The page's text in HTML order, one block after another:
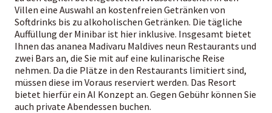
Villen eine Auswahl an kostenfreien Getränken von
Softdrinks bis zu alkoholischen Getränken. Die tägliche
Auffüllung der Minibar ist hier inklusive. Insgesamt bietet
Ihnen das ananea Madivaru Maldives neun Restaurants und
zwei Bars an, die Sie mit auf eine kulinarische Reise
nehmen. Da die Plätze in den Restaurants limitiert sind,
müssen diese im Voraus reserviert werden. Das Resort
bietet hierfür ein AI Konzept an. Gegen Gebühr können Sie
auch private Abendessen buchen.